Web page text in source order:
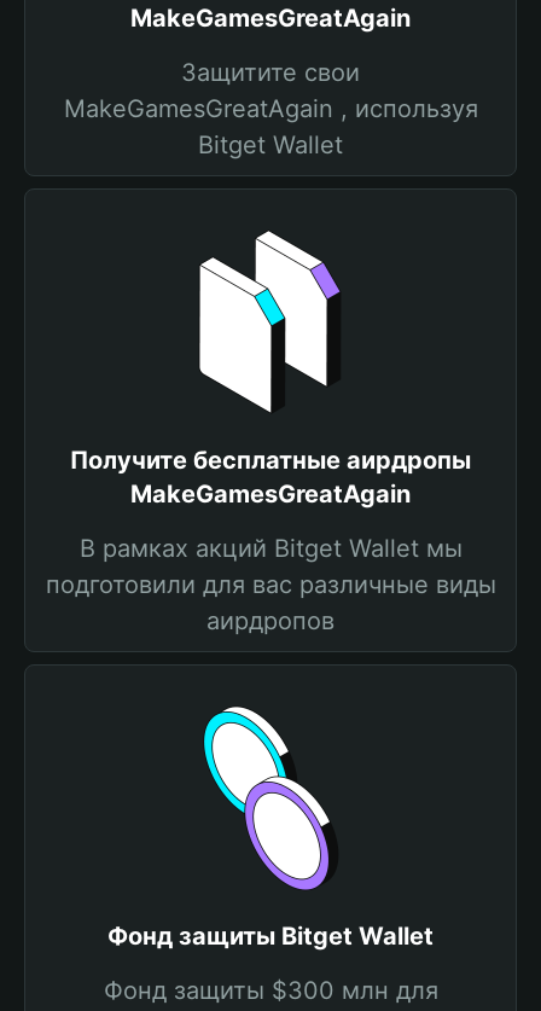
MakeGamesGreatAgain
Защитите свои
MakeGamesGreatAgain , используя
Bitget Wallet
Получите бесплатные аирдропы
MakeGamesGreatAgain
В рамках акций Bitget Wallet мы
подготовили для вас различные виды
аирдропов
Фонд защиты Bitget Wallet
Фонд защиты $300 млн для